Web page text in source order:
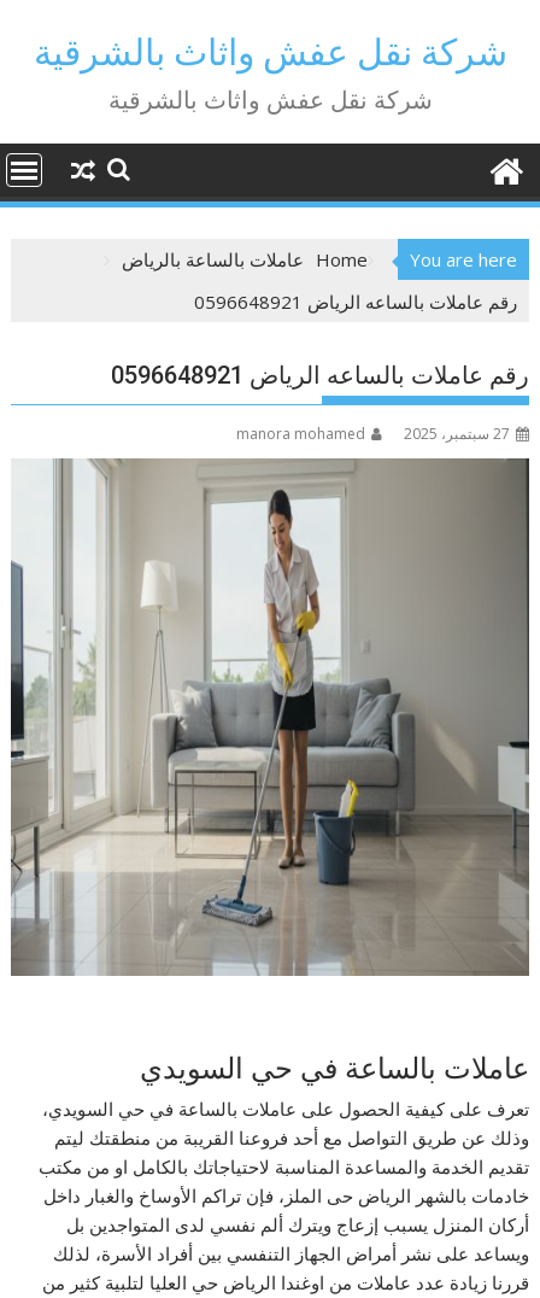
contentشركة نقل عفش واثاث بالشرقية
شركة نقل عفش واثاث بالشرقية
You are here
Home عاملات بالساعة بالرياض
رقم عاملات بالساعه الرياض 0596648921
رقم عاملات بالساعه الرياض 0596648921
27 سبتمبر، 2025 manora mohamed
عاملات بالساعة في حي السويدي
تعرف على كيفية الحصول على عاملات بالساعة في حي السويدي،
وذلك عن طريق التواصل مع أحد فروعنا القريبة من منطقتك ليتم
تقديم الخدمة والمساعدة المناسبة لاحتياجاتك بالكامل او من مكتب
خادمات بالشهر الرياض حى الملز، فإن تراكم الأوساخ والغبار داخل
أركان المنزل يسبب إزعاج ويترك ألم نفسي لدى المتواجدين بل
ويساعد على نشر أمراض الجهاز التنفسي بين أفراد الأسرة، لذلك
قررنا زيادة عدد عاملات من اوغندا الرياض حي العليا لتلبية كثير من